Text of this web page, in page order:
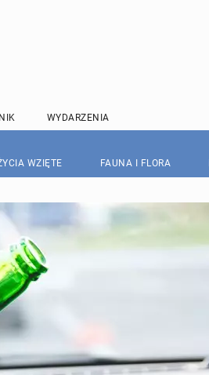
WYDARZENIA
WZIĘTE FAUNA I FLORA